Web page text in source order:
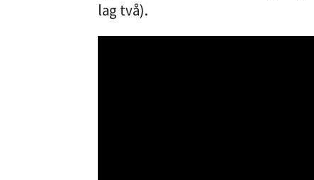
lag två).